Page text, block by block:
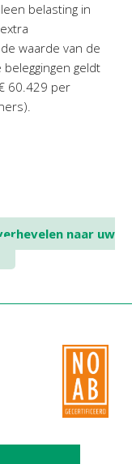
belasting in
waarde van de
geldt
60.429 per
naar uw